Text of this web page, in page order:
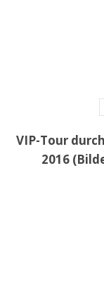
VIP-Tour
2016